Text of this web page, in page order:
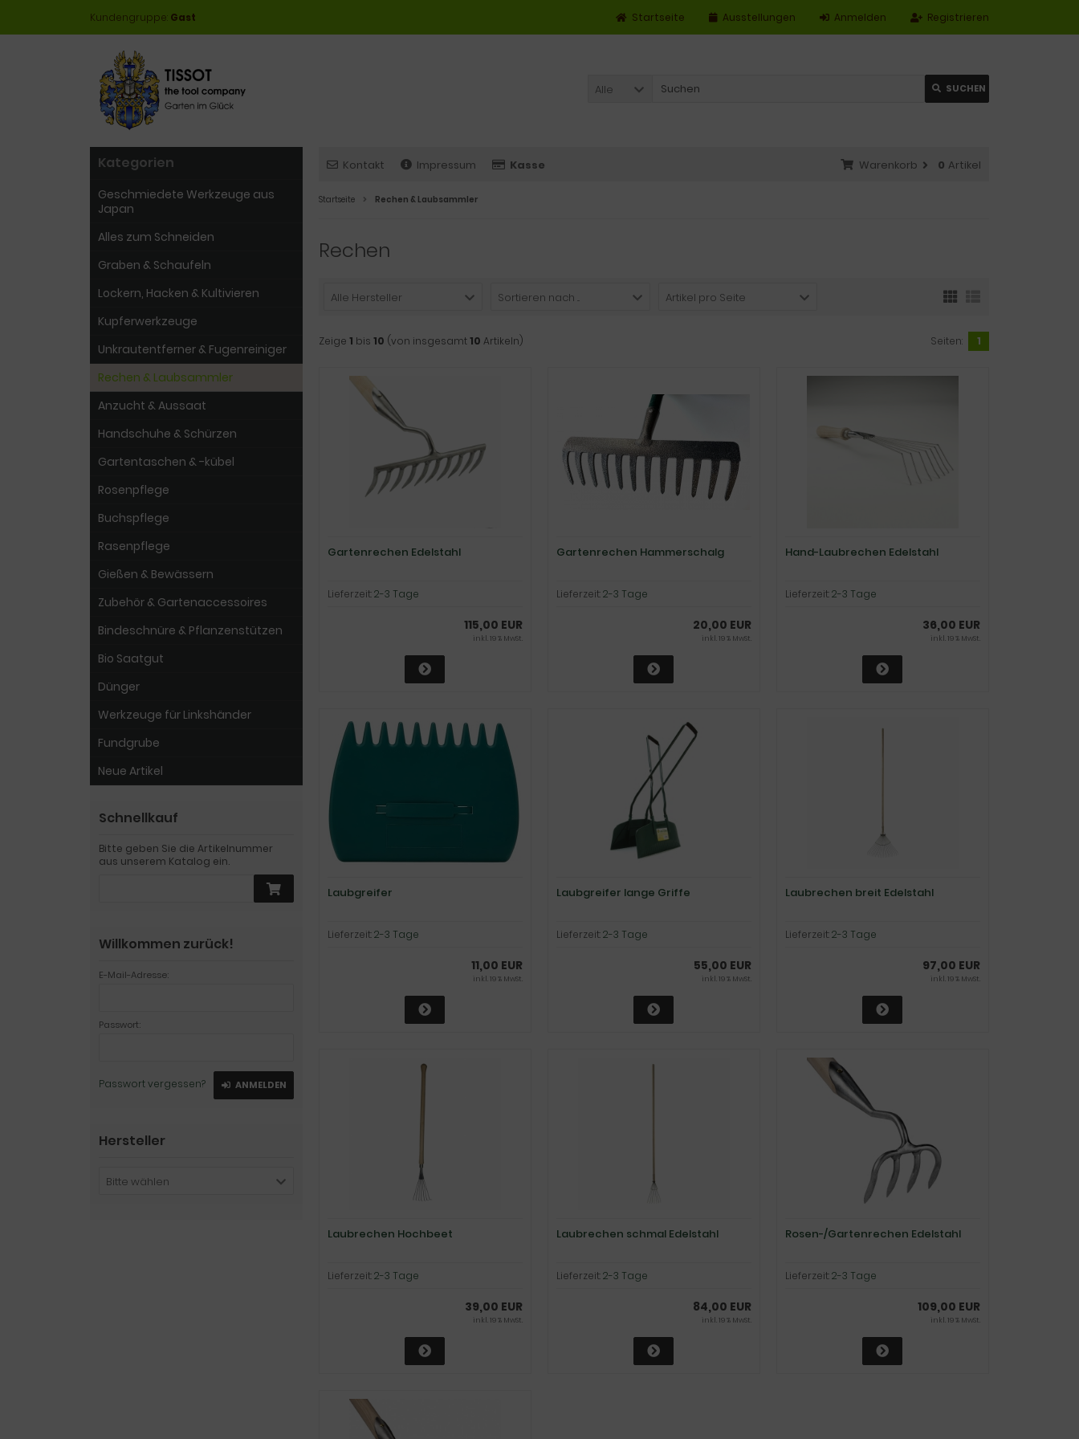
Kundengruppe: Gast Registrieren
Anmelden
Ausstellungen
Startseite
Alle SUCHEN
Kontakt Impressum Kasse Warenkorb 0 Artikel
Startseite Rechen & Laubsammler
Rechen
Alle Hersteller Sortieren nach ... Artikel pro Seite
Zeige 1 bis 10 (von insgesamt10 Artikeln) Seiten: 1
Gartenrechen Edelstahl
Lieferzeit:2-3 Tage
115,00 EUR
inkl. 19 % MwSt.
Gartenrechen Hammerschalg
Lieferzeit:2-3 Tage
20,00 EUR
inkl. 19 % MwSt.
Hand-Laubrechen Edelstahl
Lieferzeit:2-3 Tage
36,00 EUR
inkl. 19 % MwSt.
Laubgreifer
Lieferzeit:2-3 Tage
11,00 EUR
inkl. 19 % MwSt.
Laubgreifer lange Griffe
Lieferzeit:2-3 Tage
55,00 EUR
inkl. 19 % MwSt.
Laubrechen breit Edelstahl
Lieferzeit:2-3 Tage
97,00 EUR
inkl. 19 % MwSt.
Laubrechen Hochbeet
Lieferzeit:2-3 Tage
39,00 EUR
inkl. 19 % MwSt.
Laubrechen schmal Edelstahl
Lieferzeit:2-3 Tage
84,00 EUR
inkl. 19 % MwSt.
Rosen-/Gartenrechen Edelstahl
Lieferzeit:2-3 Tage
109,00 EUR
inkl. 19 % MwSt.
Kategorien
Geschmiedete Werkzeuge aus
Japan
Alles zum Schneiden
Graben & Schaufeln
Lockern, Hacken & Kultivieren
Kupferwerkzeuge
Unkrautentferner & Fugenreiniger
Rechen & Laubsammler
Anzucht & Aussaat
Handschuhe & Schürzen
Gartentaschen & -kübel
Rosenpflege
Buchspflege
Rasenpflege
Gießen & Bewässern
Zubehör & Gartenaccessoires
Bindeschnüre & Pflanzenstützen
Bio Saatgut
Dünger
Werkzeuge für Linkshänder
Fundgrube
Neue Artikel
Schnellkauf
Bitte geben Sie die Artikelnummer
aus unserem Katalog ein.
Willkommen zurück!
E-Mail-Adresse:
Passwort:
Passwort vergessen? ANMELDEN
Hersteller
Bitte wählen